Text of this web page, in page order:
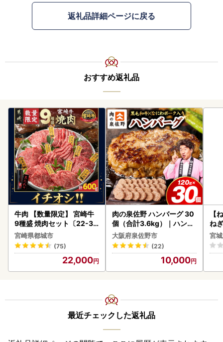
返礼品詳細ページに戻る
おすすめ返礼品
牛肉 【数量限定】 宮崎牛
9種盛 焼肉セット〔22-31
-006-600g〕都城 イチオ
シ!! 牛肉
宮崎県都城市
(75)
22,000
肉の泉佐野 ハンバーグ 30
個（合計3.6kg）｜ハンバ
ーグ 訳あり 黒毛和牛×なに
わポーク
大阪府泉佐野市
(22)
10,000
【
ね
宮
最近チェックした返礼品